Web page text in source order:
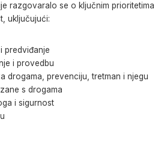
razgovaralo se o ključnim prioritetima
uključujući:
predviđanje
i provedbu
drogama, prevenciju, tretman i njegu
s drogama
i sigurnost